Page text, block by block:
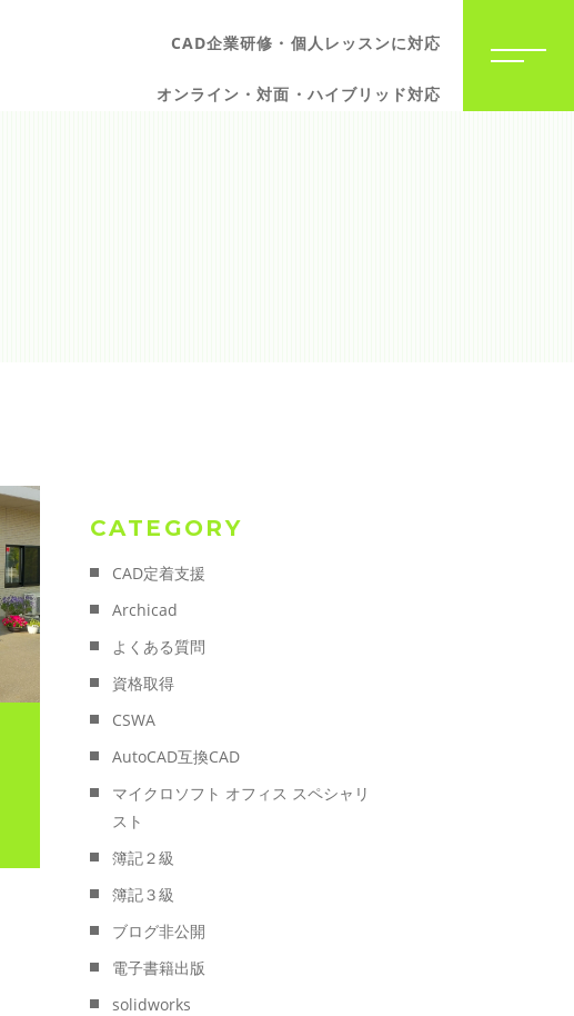
CAD企業研修・個人レッスンに対応
オンライン・対面・ハイブリッド対応
CATEGORY
CAD定着支援
Archicad
よくある質問
資格取得
CSWA
AutoCAD互換CAD
マイクロソフト オフィス スペシャリ
スト
簿記２級
簿記３級
ブログ非公開
電子書籍出版
solidworks